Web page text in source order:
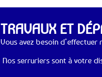
TRAVAUX ET
Vous avez besoin d’effectuer
Nos serruriers sont à votre